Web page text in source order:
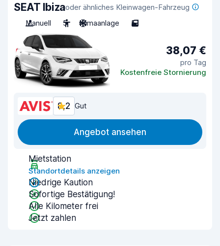
SEAT Ibizaoder ähnliches Kleinwagen-Fahrzeug
Manuell
5 Klimaanlage 5
38,07 €
pro Tag
Kostenfreie Stornierung
8,2 Gut
Angebot ansehen
Mietstation
Standortdetails anzeigen
Niedrige Kaution
Sofortige Bestätigung!
Alle Kilometer frei
Jetzt zahlen